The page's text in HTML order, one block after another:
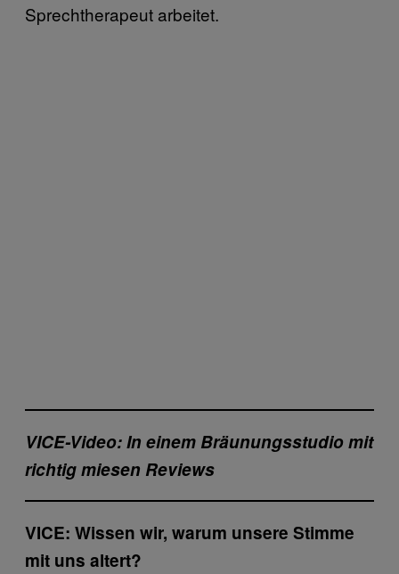
Sprechtherapeut arbeitet.
VICE-Video: In einem Bräunungsstudio mit
richtig miesen Reviews
VICE: Wissen wir, warum unsere Stimme
mit uns altert?